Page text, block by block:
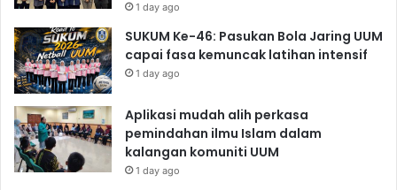
1 day ago
SUKUM Ke-46: Pasukan Bola Jaring UUM
capai fasa kemuncak latihan intensif
1 day ago
Aplikasi mudah alih perkasa
pemindahan ilmu Islam dalam
kalangan komuniti UUM
1 day ago